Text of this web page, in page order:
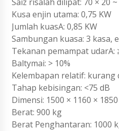
Kusa enjin utama: 0,75 KW
Jumlah kuasA: 0,85 KW
Sambungan kuasa: 3 kasa,
Tekanan pemampat udarA:
Baltymai: > 10%
Kelembapan relatif: kurang
Tahap kebisingan: <75 dB
Dimensi: 1500 × 1160 ×
Berat: 900 kg
Berat Penghantaran: 1000